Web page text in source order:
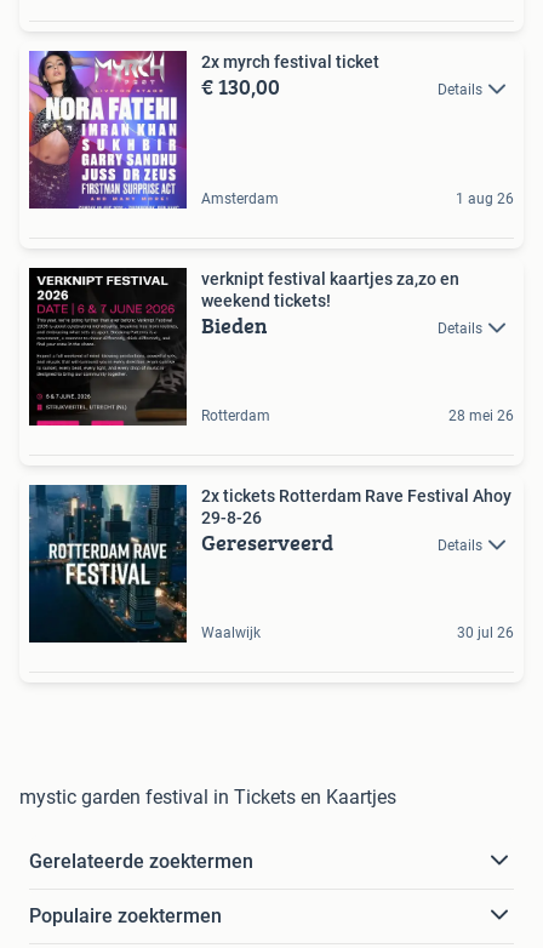
2x myrch festival ticket
€ 130,00 Details
Amsterdam 1 aug 26
verknipt festival kaartjes za,zo en
weekend tickets!
Bieden Details
Rotterdam 28 mei 26
2x tickets Rotterdam Rave Festival Ahoy
29-8-26
Gereserveerd Details
Waalwijk 30 jul 26
mystic garden festival in Tickets en Kaartjes
Gerelateerde zoektermen
Populaire zoektermen